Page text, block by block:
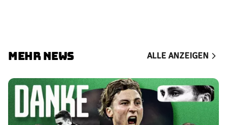
MEHR NEWS ALLE ANZEIGEN